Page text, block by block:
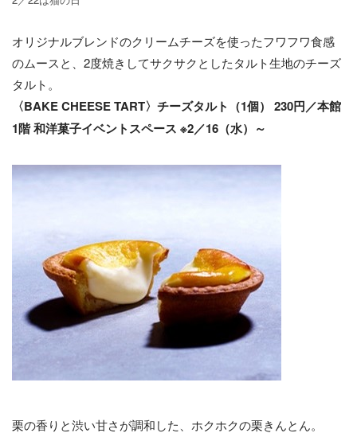
オリジナルブレンドのクリームチーズを使ったフワフワ食感
のムースと、2度焼きしてサクサクとしたタルト生地のチーズ
タルト。
〈BAKE CHEESE TART〉チーズタルト（1個） 230円／本館
1階 和洋菓子イベントスペース ※2／16（水）～
栗の香りと渋い甘さが調和した、ホクホクの栗きんとん。